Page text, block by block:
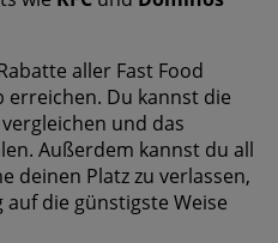
aller Fast Food
Du kannst die
und das
Außerdem kannst du all
deinen Platz zu verlassen,
die günstigste Weise